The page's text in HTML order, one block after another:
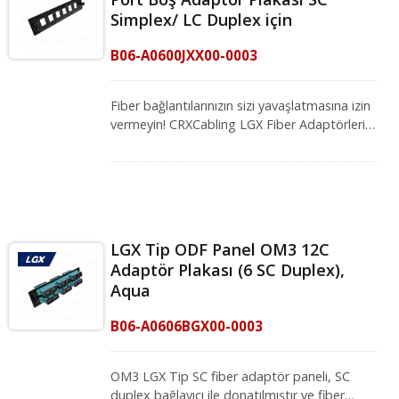
yönetimini daha pratik hale getirir.
Simplex/ LC Duplex için
B06-A0600JXX00-0003
Fiber bağlantılarınızın sizi yavaşlatmasına izin
vermeyin! CRXCabling LGX Fiber Adaptörleri,
yoludur. Esnek 6 port tasarımıyla, bu plaka 6
plakası, ticari binalarda veya veri
merkezlerinde hızlı ve kolay çapraz bağlantılar
sağlamak için kullanılabilecek mükemmel bir
birleştirmek, tasarımınızın tamamının ek bir
koruma katmanıyla güvence altına
LGX Tip ODF Panel OM3 12C
Adaptör Plakası (6 SC Duplex),
Aqua
B06-A0606BGX00-0003
OM3 LGX Tip SC fiber adaptör paneli, SC
duplex bağlayıcı ile donatılmıştır ve fiber